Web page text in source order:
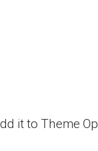
it to Theme